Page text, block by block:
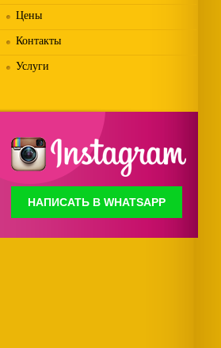
Цены
Контакты
Услуги
НАПИСАТЬ В WHATSAPP